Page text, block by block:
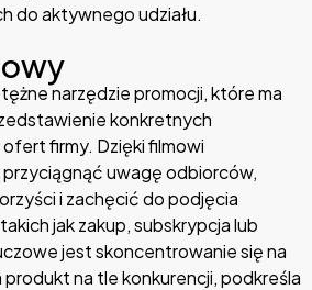
do aktywnego udziału.
narzędzie promocji, które ma
konkretnych
firmy. Dzięki filmowi
przyciągnąć uwagę odbiorców,
i zachęcić do podjęcia
jak zakup, subskrypcja lub
jest skoncentrowanie się na
na tle konkurencji, podkreśla